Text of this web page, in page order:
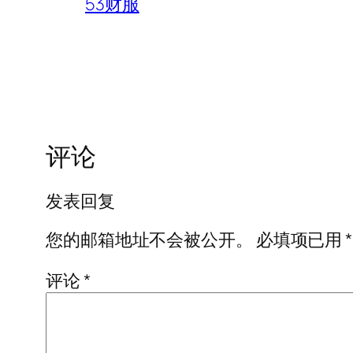
评论
发表回复
您的邮箱地址不会被公开。
必填项已用*
评论*